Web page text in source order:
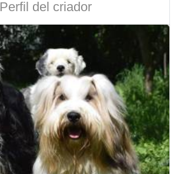
Perfil del criador